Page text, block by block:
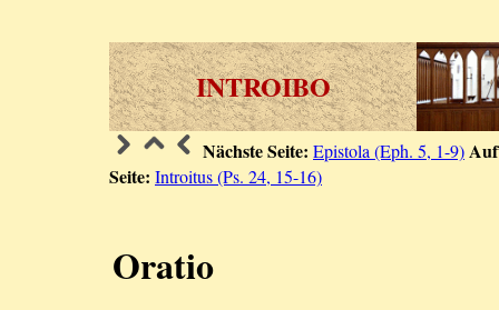
INTROIBO
Nächste Seite: Epistola (Eph. 5, 1-9)
Seite: Introitus (Ps. 24, 15-16)
Oratio